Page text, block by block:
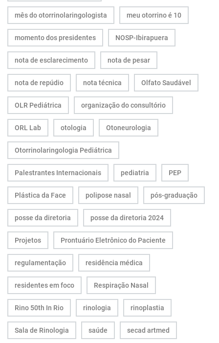
mês do otorrinolaringologista meu otorrino é 10
momento dos presidentes NOSP-Ibirapuera
nota de esclarecimento nota de pesar
nota de repúdio nota técnica Olfato Saudável
OLR Pediátrica organização do consultório
ORL Lab otologia Otoneurologia
Otorrinolaringologia Pediátrica
Palestrantes Internacionais pediatria PEP
Plástica da Face polipose nasal pós-graduação
posse da diretoria posse da diretoria 2024
Projetos Prontuário Eletrônico do Paciente
regulamentação residência médica
residentes em foco Respiração Nasal
Rino 50th In Rio rinologia rinoplastia
Sala de Rinologia saúde secad artmed